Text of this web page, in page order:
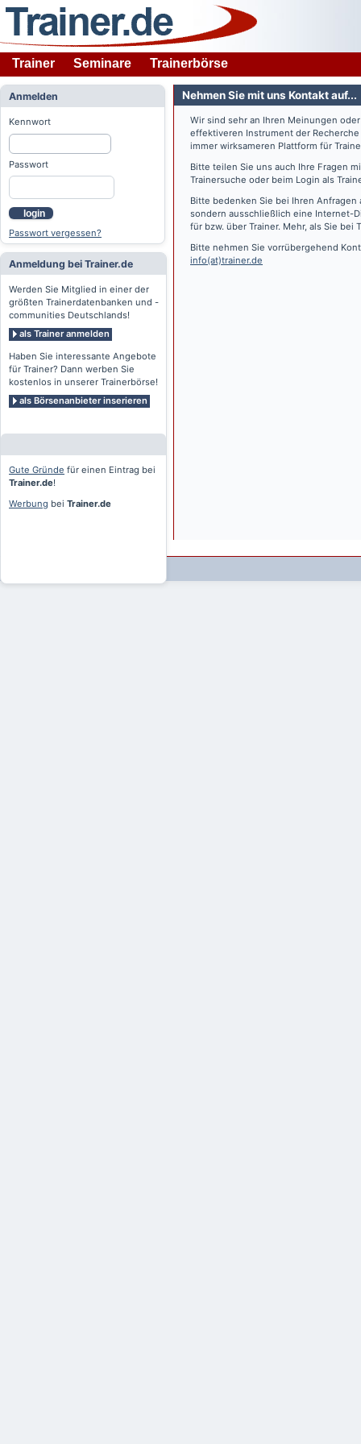
Trainer Seminare Trainerbörse
Anmelden
Kennwort
Passwort
login
Passwort vergessen?
Anmeldung bei Trainer.de
Werden Sie Mitglied in einer der
größten Trainerdatenbanken und -
communities Deutschlands!
als Trainer anmelden
Haben Sie interessante Angebote
für Trainer? Dann werben Sie
kostenlos in unserer Trainerbörse!
als Börsenanbieter inserieren
Gute Gründe für einen Eintrag bei
Trainer.de!
Werbung bei Trainer.de
Nehmen Sie mit uns Kontakt auf...
Wir sind sehr an Ihren Meinungen
effektiveren Instrument der
immer wirksameren Plattform für
Bitte teilen Sie uns auch Ihre Fragen
Trainersuche oder beim Login als
Bitte bedenken Sie bei Ihren
sondern ausschließlich eine Internet-
für bzw. über Trainer. Mehr, als Sie bei
Bitte nehmen Sie vorrübergehend
info(at)trainer.de